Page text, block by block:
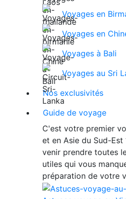
Voyages en
Voyages en
Voyages à Bali
Voyages au Sri
Nos exclusivités
Guide de voyage
C'est votre premier
et en Asie du Sud-Est
venir prendre toutes
utiles qui vous
préparation de votre